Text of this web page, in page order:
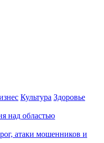
Культура Здоровье
над областью
атаки мошенников и